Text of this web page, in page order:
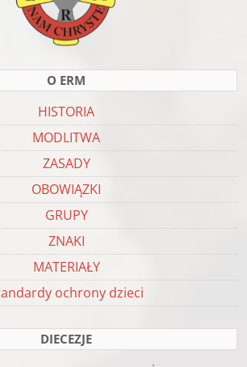
O ERM
HISTORIA
MODLITWA
ZASADY
OBOWIĄZKI
GRUPY
ZNAKI
MATERIAŁY
ochrony dzieci
DIECEZJE